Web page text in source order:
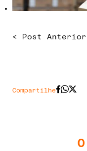
< Post Anterior
Compartilhe